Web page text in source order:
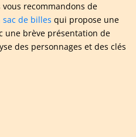
vous recommandons de
sac de billes qui propose une
une brève présentation de
des personnages et des clés